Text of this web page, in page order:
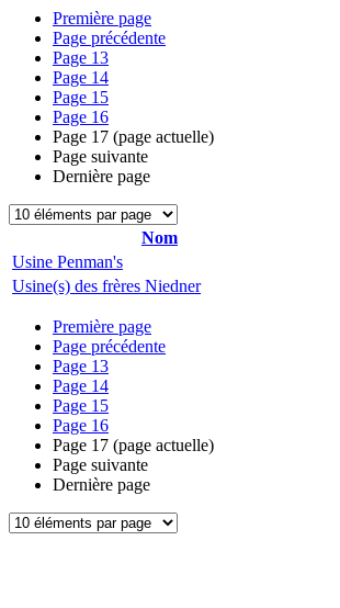
Première page
Page précédente
Page 13
Page 14
Page 15
Page 16
Page 17 (page actuelle)
Page suivante
Dernière page
Nom
Usine Penman's
Usine(s) des frères Niedner
Première page
Page précédente
Page 13
Page 14
Page 15
Page 16
Page 17 (page actuelle)
Page suivante
Dernière page